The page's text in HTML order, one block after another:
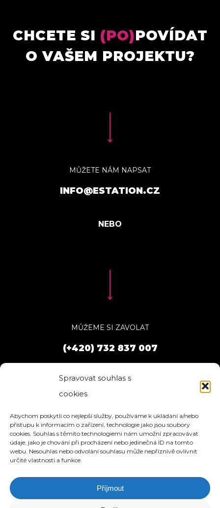
Spravovat souhlas s
cookies
Abychom poskytli co nejlepší služby, používáme k ukládání a/nebo
přístupu k informacím o zařízení, technologie jako jsou soubory
cookies. Souhlas s těmito technologiemi nám umožní zpracovávat
údaje, jako je chování při procházení nebo jedinečná ID na tomto
webu. Nesouhlas nebo odvolání souhlasu může nepříznivě ovlivnit
určité vlastnosti a funkce.
Příjmout
CHCETE SI (PO)POVÍDAT
O VAŠEM PROJEKTU?
MŮŽETE NÁM NAPSAT
INFO@ESTATION.CZ
MŮŽEME SI ZAVOLAT
(+420) 732 837 007
O NÁS